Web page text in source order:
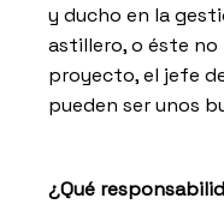
y ducho en la
astillero, o éste
proyecto, el jefe
pueden ser unos
¿Qué